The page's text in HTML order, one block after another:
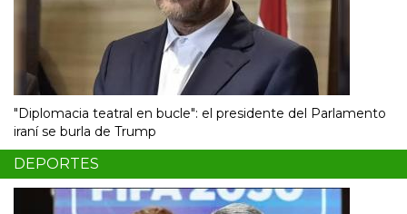
"Diplomacia teatral en bucle": el presidente del Parlamento
iraní se burla de Trump
DEPORTES